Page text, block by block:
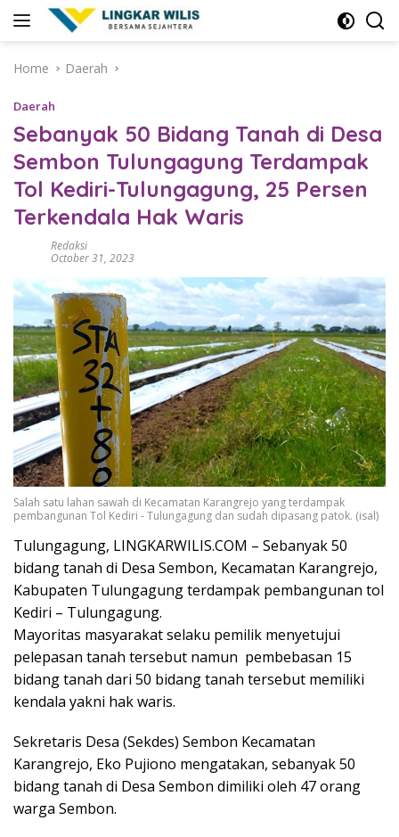
Home
Daerah
Daerah
Sebanyak 50 Bidang Tanah di Desa
Sembon Tulungagung Terdampak
Tol Kediri-Tulungagung, 25 Persen
Terkendala Hak Waris
Redaksi
October 31, 2023
Salah satu lahan sawah di Kecamatan Karangrejo yang terdampak
pembangunan Tol Kediri - Tulungagung dan sudah dipasang patok. (isal)
Tulungagung, LINGKARWILIS.COM – Sebanyak 50
bidang tanah di Desa Sembon, Kecamatan Karangrejo,
Kabupaten Tulungagung terdampak pembangunan tol
Kediri – Tulungagung.
Mayoritas masyarakat selaku pemilik menyetujui
pelepasan tanah tersebut namun pembebasan 15
bidang tanah dari 50 bidang tanah tersebut memiliki
kendala yakni hak waris.
Sekretaris Desa (Sekdes) Sembon Kecamatan
Karangrejo, Eko Pujiono mengatakan, sebanyak 50
bidang tanah di Desa Sembon dimiliki oleh 47 orang
warga Sembon.